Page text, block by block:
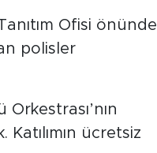
Ofisi önünde
polisler
ücretsiz